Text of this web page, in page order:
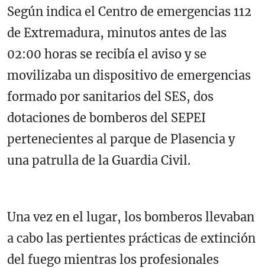
Según indica el Centro de emergencias 112
de Extremadura, minutos antes de las
02:00 horas se recibía el aviso y se
movilizaba un dispositivo de emergencias
formado por sanitarios del SES, dos
dotaciones de bomberos del SEPEI
pertenecientes al parque de Plasencia y
una patrulla de la Guardia Civil.
Una vez en el lugar, los bomberos llevaban
a cabo las pertientes prácticas de extinción
del fuego mientras los profesionales